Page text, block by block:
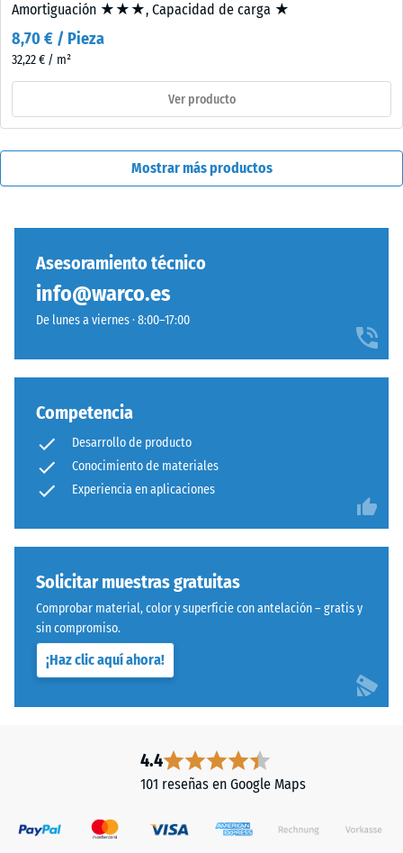
Amortiguación ★★★, Capacidad de carga ★
8,70 € / Pieza
32,22 € / m²
Ver producto
Mostrar más productos
Asesoramiento técnico
info@warco.es
De lunes a viernes · 8:00–17:00
Competencia
Desarrollo de producto
Conocimiento de materiales
Experiencia en aplicaciones
Solicitar muestras gratuitas
Comprobar material, color y superficie con antelación – gratis y
sin compromiso.
¡Haz clic aquí ahora!
4.4
101 reseñas en Google Maps